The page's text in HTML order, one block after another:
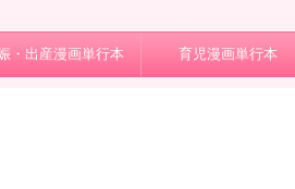
・出産漫画単行本 育児漫画単行本